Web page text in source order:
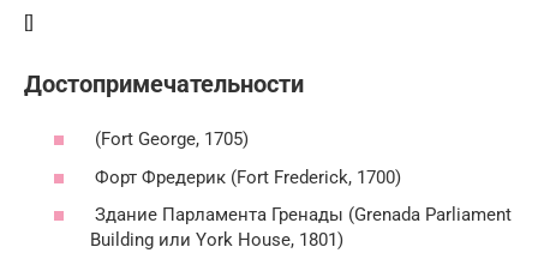
[]
Достопримечательности
(Fort George, 1705)
Форт Фредерик (Fort Frederick, 1700)
Здание Парламента Гренады (Grenada Parliament
Building или York House, 1801)